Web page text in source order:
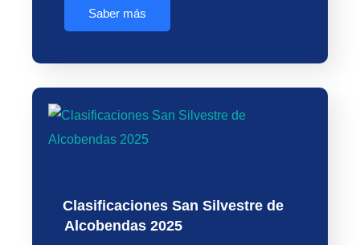
Saber más
Clasificaciones San Silvestre de
Alcobendas 2025